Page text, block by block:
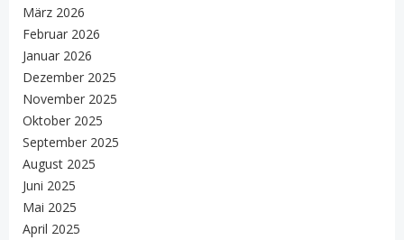
März 2026
Februar 2026
Januar 2026
Dezember 2025
November 2025
Oktober 2025
September 2025
August 2025
Juni 2025
Mai 2025
April 2025